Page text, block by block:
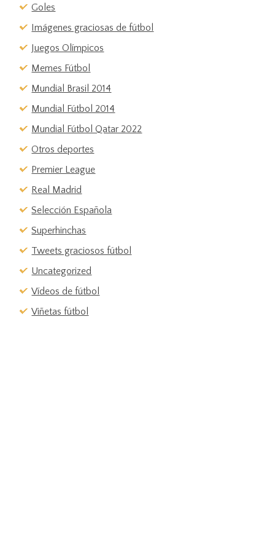
Goles
Imágenes graciosas de fútbol
Juegos Olímpicos
Memes Fútbol
Mundial Brasil 2014
Mundial Fútbol 2014
Mundial Fútbol Qatar 2022
Otros deportes
Premier League
Real Madrid
Selección Española
Superhinchas
Tweets graciosos fútbol
Uncategorized
Vídeos de fútbol
Viñetas fútbol